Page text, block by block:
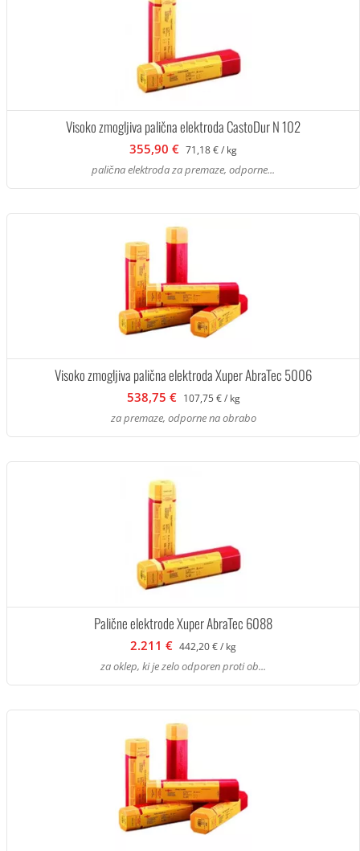
Visoko zmogljiva palična elektroda CastoDur N 102
355,90 € 71,18 € / kg
palična elektroda za premaze, odporne...
Visoko zmogljiva palična elektroda Xuper AbraTec 5006
538,75 € 107,75 € / kg
za premaze, odporne na obrabo
Palične elektrode Xuper AbraTec 6088
2.211 € 442,20 € / kg
za oklep, ki je zelo odporen proti ob...